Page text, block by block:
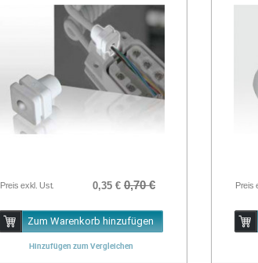
Preis exkl. Ust. 0,35 € 0,70 €
Zum Warenkorb hinzufügen
Hinzufügen zum Vergleichen
Preis